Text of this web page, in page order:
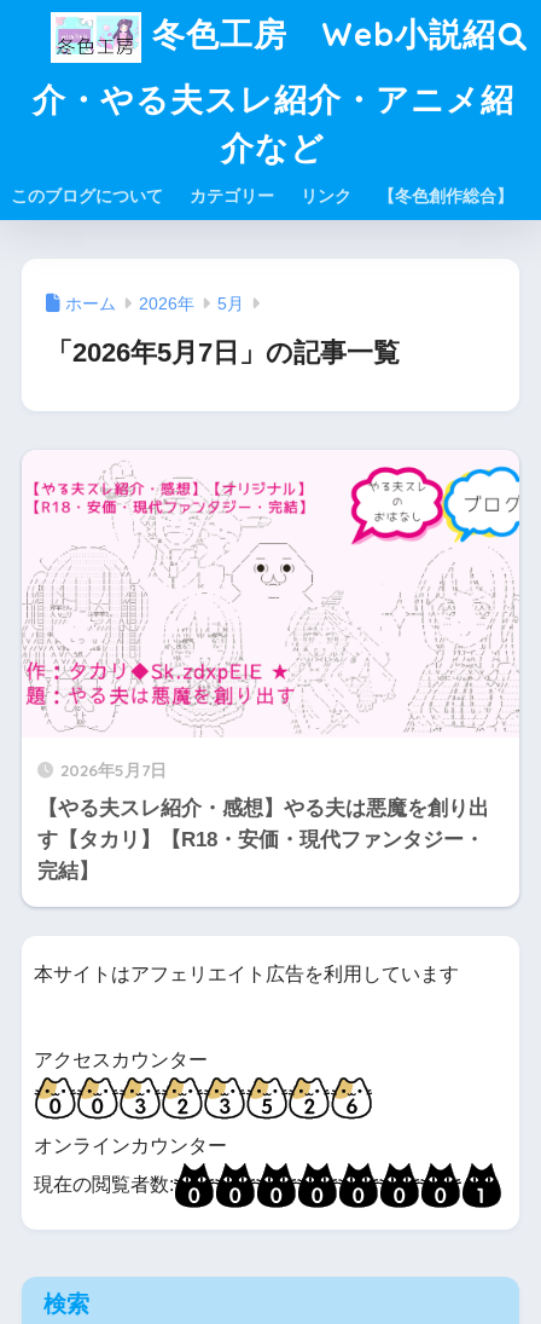
冬色工房 Web小説紹
介・やる夫スレ紹介・アニメ紹
介など
このブログについて カテゴリー リンク 【冬色創作総合】
ホーム 2026年 5月
「2026年5月7日」の記事一覧
2026年5月7日
【やる夫スレ紹介・感想】やる夫は悪魔を創り出
す【タカリ】【R18・安価・現代ファンタジー・
完結】
本サイトはアフェリエイト広告を利用しています
アクセスカウンター
オンラインカウンター
現在の閲覧者数:
検索